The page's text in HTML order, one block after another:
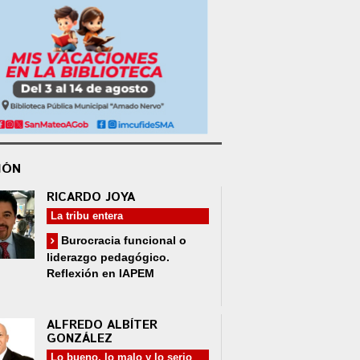
RICARDO JOYA
La tribu entera
Burocracia funcional o
liderazgo pedagógico.
Reflexión en IAPEM
ALFREDO ALBÍTER
GONZÁLEZ
Lo bueno, lo malo y lo serio